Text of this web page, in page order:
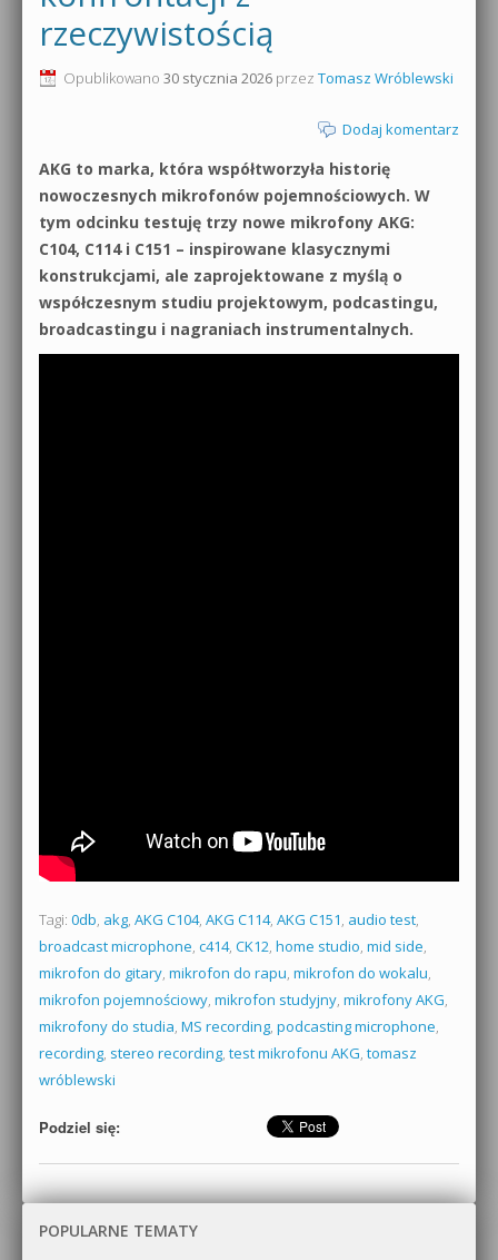
Produkcja muzyczna od podstaw
Dubstep z syntezatorem Massive
Kontakt 5 Kompendium
Pakiety
0dB.pl - informacje
Newsletter
Archiwum aktualności
Polityka prywatności
Regulamin
Działanie sklepu internetowego
rzeczywistością
Opublikowano 30 stycznia 2026 przez Tomasz Wróblewski
Dodaj komentarz
AKG to marka, która współtworzyła historię
nowoczesnych mikrofonów pojemnościowych. W
tym odcinku testuję trzy nowe mikrofony AKG:
C104, C114 i C151 – inspirowane klasycznymi
konstrukcjami, ale zaprojektowane z myślą o
współczesnym studiu projektowym, podcastingu,
broadcastingu i nagraniach instrumentalnych.
Tagi: 0db, akg, AKG C104, AKG C114, AKG C151, audio test,
broadcast microphone, c414, CK12, home studio, mid side,
mikrofon do gitary, mikrofon do rapu, mikrofon do wokalu,
mikrofon pojemnościowy, mikrofon studyjny, mikrofony AKG,
mikrofony do studia, MS recording, podcasting microphone,
recording, stereo recording, test mikrofonu AKG, tomasz
wróblewski
Podziel się:
POPULARNE TEMATY